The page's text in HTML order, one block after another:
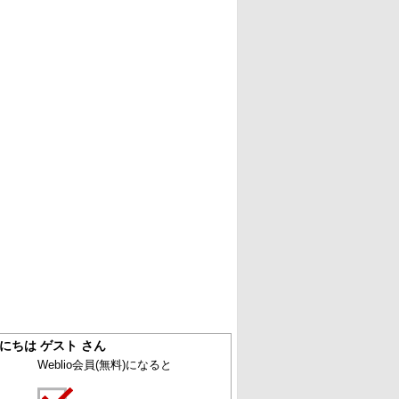
ちは ゲスト さん
Weblio会員(無料)になると